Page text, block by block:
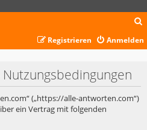
c
Anmelden
Registrieren
(„https://alle-antworten.com“)
ein Vertrag mit folgenden